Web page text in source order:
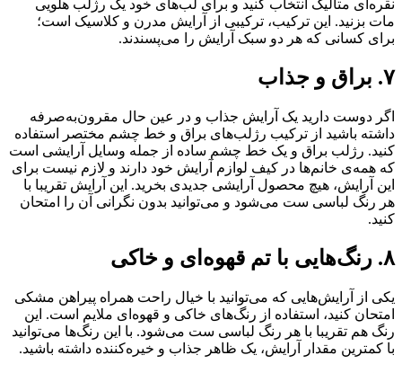
نقره‌ای متالیک انتخاب کنید و برای لب‌های خود یک رژلب هلویی
مات بزنید. این ترکیب، ترکیبی از آرایش مدرن و کلاسیک است؛
برای کسانی که هر دو سبک آرایش را می‌پسندند.
۷. براق و جذاب
اگر دوست دارید یک آرایش جذاب و در عین حال مقرون‌به‌صرفه
داشته باشید از ترکیب رژلب‌های براق و خط چشم مختصر استفاده
کنید. رژلب براق و یک خط چشم ساده از جمله وسایل آرایشی است
که همه‌ی خانم‌ها در کیف لوازم آرایش خود دارند و لازم نیست برای
این آرایش، هیچ محصول آرایشی جدیدی بخرید. این آرایش تقریبا با
هر رنگ لباسی ست می‌شود و می‌توانید بدون نگرانی آن را امتحان
کنید.
۸. رنگ‌هایی با تم قهوه‌ای و خاکی
یکی از آرایش‌هایی که می‌توانید با خیال راحت همراه پیراهن مشکی
امتحان کنید، استفاده از رنگ‌های خاکی و قهوه‌ای ملایم است. این
رنگ هم تقریبا با هر رنگ لباسی ست می‌شود. با این رنگ‌ها می‌توانید
با کمترین مقدار آرایش، یک ظاهر جذاب و خیره‌کننده داشته باشید.